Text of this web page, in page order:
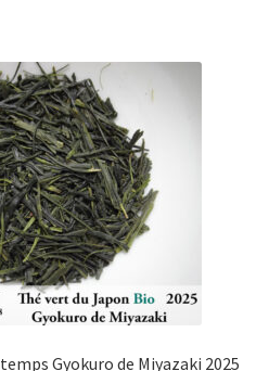
Gyokuro de Miyazaki 2025